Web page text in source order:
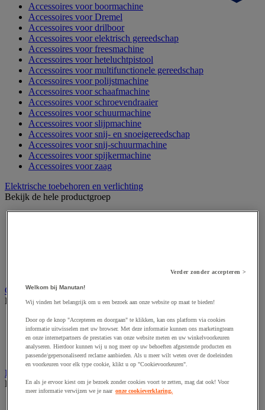
Accessoires voor boormachine
Accessoires voor Dremel
Accessoires voor drilboor
Accessoires voor elektrisch gereedschap
Accessoires voor freesmachine
Accessoires voor heteluchtpistool
Accessoires voor multifunctionele gereedschap
Accessoires voor polijstmachine
Accessoires voor schaafmachine
Accessoires voor schroevendraaier
Accessoires voor schuurmachine
Accessoires voor slijpmachine
Accessoires voor snij- en snoeigereedschap
Accessoires voor snij-schuurmachine
Accessoires voor spijkermachine
Accessoires voor zaag
Elektrische toebehoren en verlichting
Bekijk de hele productgroep
Gereedschap opbergen
Bekijk de hele productgroep
Assortimentsdoos en gereedschapkoffer
Gereedschapskist en opbergtas
Gereedschapskoffer en versterkte kist
Verrijdbare werktafel
Handgereedschap
Bekijk de hele productgroep
Verder zonder accepteren >
Welkom bij Manutan!
Wij vinden het belangrijk om u een bezoek aan onze website op maat te bieden!
Door op de knop "Accepteren en doorgaan" te klikken, kan ons platform via cookies
informatie uitwisselen met uw browser. Met deze informatie kunnen ons marketingteam
en onze internetpartners de prestaties van onze website meten en uw winkelvoorkeuren
analyseren. Hierdoor kunnen wij u nog meer op uw behoeften afgestemde producten en
passende/gepersonaliseerd reclame aanbieden. Als u meer wilt weten over de doeleinden
en voorkeuren voor elk type cookie, klikt u op "Cookievoorkeuren".
En als je ervoor kiest om je bezoek zonder cookies voort te zetten, mag dat ook! Voor
meer informatie verwijzen we je naar onze cookieverklaring.